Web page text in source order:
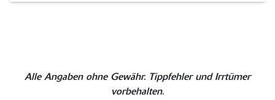
Alle Angaben ohne Gewähr. Tippfehler und Irrtümer
vorbehalten.